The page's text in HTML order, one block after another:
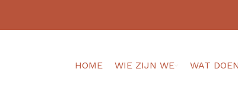
HOME WIE ZIJN WE WAT